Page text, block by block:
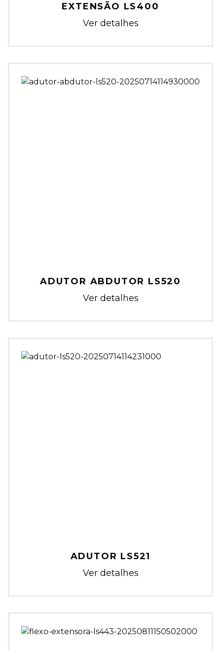
EXTENSÃO LS400
Ver detalhes
ADUTOR ABDUTOR LS520
Ver detalhes
ADUTOR LS521
Ver detalhes